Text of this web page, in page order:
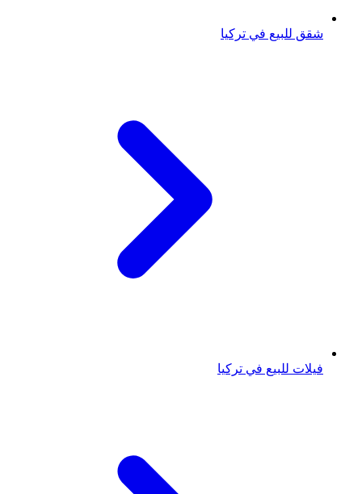
شقق للبيع في تركيا
فيلات للبيع في تركيا